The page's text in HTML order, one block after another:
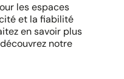
les espaces
et la fiabilité
en savoir plus
notre